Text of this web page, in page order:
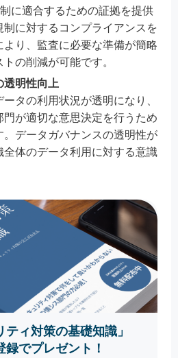
に適合するための証拠を提供
に対するコンプライアンスを
り、監査に必要な準備が簡略
の削減が可能です。
透明性向上
タの利用状況が透明になり、
が適切な意思決定を行うため
。データガバナンスの透明性が
全体のデータ利用に対する意識
ィ対策の基礎知識」
録でプレゼント！